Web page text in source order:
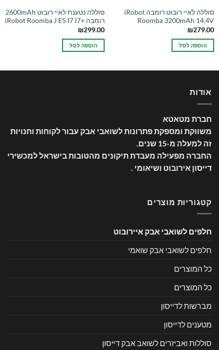
סוללה לאיי רובוט רומבה iRobot
Roomba 3200mAh 14.4V
₪279.00
הוספה לסל
סוללה נטענת לאיי רובוט 2600mAh
רומבה +iRobot Roomba J E5 I7 I7
₪299.00
הוספה לסל
אודות
חברת מטאטא
משווקת ומספקת פתרונות לשואבי אבק עבור לקוחות וחנויות
זה למעלה מ-15 שנים
.
החברה מפעילה מעבדת תיקונים מהטובות בישראל למכשירי
דייסון אירובוט ושיאומי .
קטגוריות מוצרים
חלפים לשואבי אבק איירובוט
חלפים לשואבי אבק שואמי
כל המוצרים
כל המוצרים
מברשות לדייסון
מטענים לדייסון
סוללות ואביזרים לשואב אבק דייסון